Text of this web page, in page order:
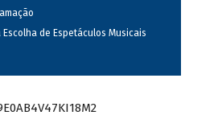
de Espetáculos Musicais